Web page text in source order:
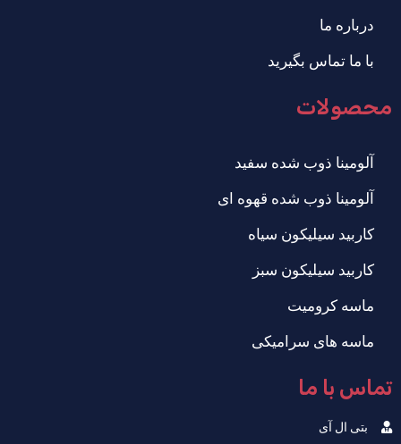
درباره ما
با ما تماس بگیرید
محصولات
آلومینا ذوب شده سفید
آلومینا ذوب شده قهوه ای
کاربید سیلیکون سیاه
کاربید سیلیکون سبز
ماسه کرومیت
ماسه های سرامیکی
تماس با ما
بتی ال آی